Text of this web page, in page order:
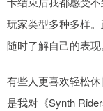
玩家类型多种多样
随时了解自己的表现
有些人更喜欢轻松
是我对《Synth